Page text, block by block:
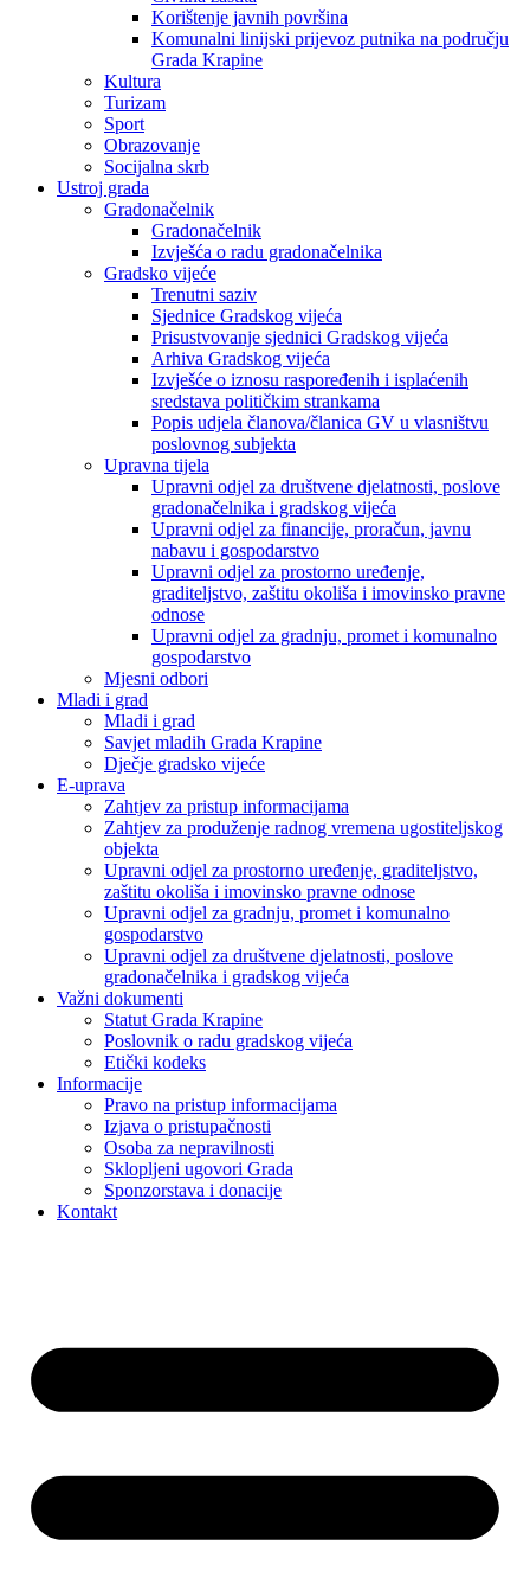
Korištenje javnih površina
Komunalni linijski prijevoz putnika na području
Grada Krapine
Kultura
Turizam
Sport
Obrazovanje
Socijalna skrb
Ustroj grada
Gradonačelnik
Gradonačelnik
Izvješća o radu gradonačelnika
Gradsko vijeće
Trenutni saziv
Sjednice Gradskog vijeća
Prisustvovanje sjednici Gradskog vijeća
Arhiva Gradskog vijeća
Izvješće o iznosu raspoređenih i isplaćenih
sredstava političkim strankama
Popis udjela članova/članica GV u vlasništvu
poslovnog subjekta
Upravna tijela
Upravni odjel za društvene djelatnosti, poslove
gradonačelnika i gradskog vijeća
Upravni odjel za financije, proračun, javnu
nabavu i gospodarstvo
Upravni odjel za prostorno uređenje,
graditeljstvo, zaštitu okoliša i imovinsko pravne
odnose
Upravni odjel za gradnju, promet i komunalno
gospodarstvo
Mjesni odbori
Mladi i grad
Mladi i grad
Savjet mladih Grada Krapine
Dječje gradsko vijeće
E-uprava
Zahtjev za pristup informacijama
Zahtjev za produženje radnog vremena ugostiteljskog
objekta
Upravni odjel za prostorno uređenje, graditeljstvo,
zaštitu okoliša i imovinsko pravne odnose
Upravni odjel za gradnju, promet i komunalno
gospodarstvo
Upravni odjel za društvene djelatnosti, poslove
gradonačelnika i gradskog vijeća
Važni dokumenti
Statut Grada Krapine
Poslovnik o radu gradskog vijeća
Etički kodeks
Informacije
Pravo na pristup informacijama
Izjava o pristupačnosti
Osoba za nepravilnosti
Sklopljeni ugovori Grada
Sponzorstava i donacije
Kontakt